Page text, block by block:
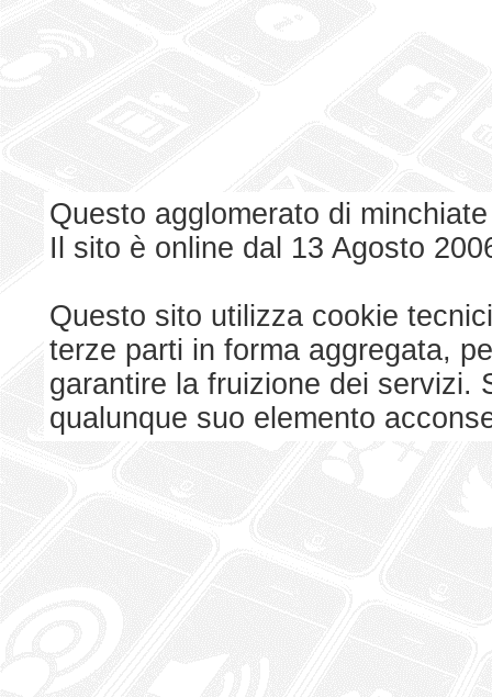
Questo agglomerato di
Il sito è online dal 13 Agosto
Questo sito utilizza cookie
terze parti in forma aggregata,
garantire la fruizione dei servizi.
qualunque suo elemento